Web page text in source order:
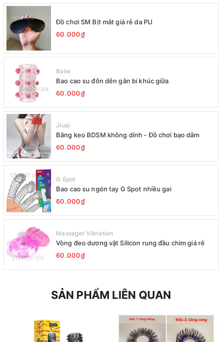
Đồ chơi SM Bịt mắt giá rẻ da PU
60.000₫
Baile
Bao cao su đôn dên gắn bi khúc giữa
60.000₫
Jiuai
Băng keo BDSM không dính - Đồ chơi bạo dâm
60.000₫
G Spot
Bao cao su ngón tay G Spot nhiều gai
60.000₫
Massager Vibration
Vòng đeo dương vật Silicon rung đầu chim giá rẻ
60.000₫
SẢN PHẨM LIÊN QUAN